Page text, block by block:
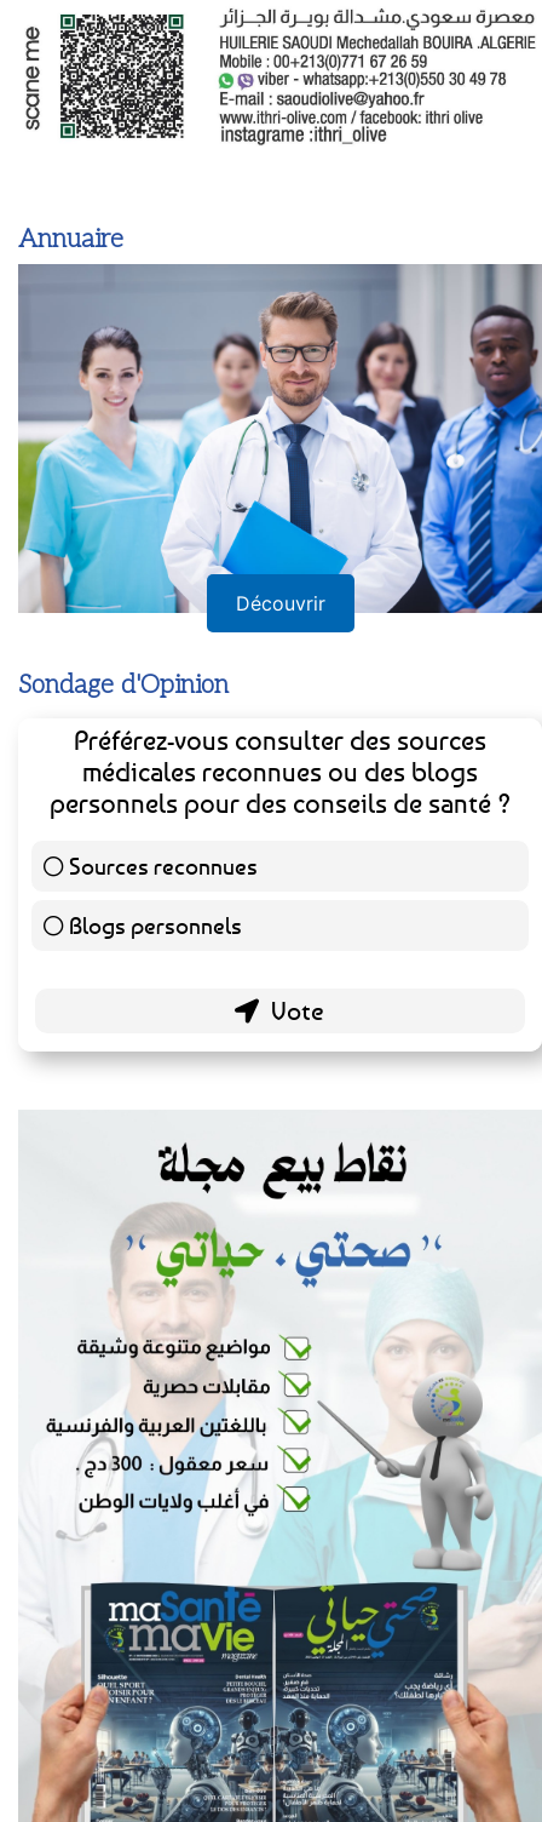
Annuaire
Découvrir
Sondage d'Opinion
Préférez-vous consulter des sources
médicales reconnues ou des blogs
personnels pour des conseils de santé ?
Sources reconnues
Blogs personnels